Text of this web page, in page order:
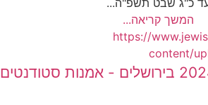
המשך קריאה...
פסטיבל בכורות 2024 בירושלים - אמנות סטודנטים